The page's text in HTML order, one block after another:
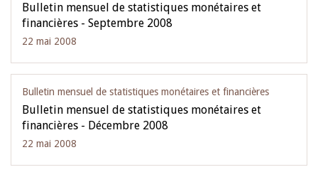
Bulletin mensuel de statistiques monétaires et
financières - Septembre 2008
22 mai 2008
Bulletin mensuel de statistiques monétaires et financières
Bulletin mensuel de statistiques monétaires et
financières - Décembre 2008
22 mai 2008